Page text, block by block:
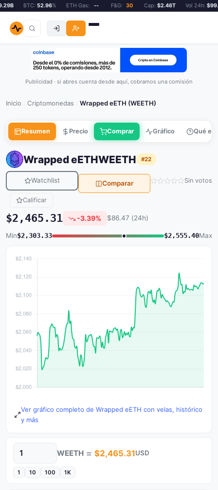
BTC:52.96% ETH Gas: -- F&G: 30 Cap:$2.46T Vol 24h:
Publicidad · si abres cuenta desde aquí, cobramos una comisión
Inicio Criptomonedas Wrapped eETH (WEETH)
Resumen Precio Comprar Gráfico Qué es
Wrapped eETHWEETH #22
Watchlist Comparar Sin votos
Calificar
$2,465.31 -3.39% $86.47 (24h)
Min$2,303.33 $2,555.40Max
Ver gráfico completo de Wrapped eETH con velas, histórico
y más
Cantidad WEETH = $2,465.31USD
1 10 100 1K